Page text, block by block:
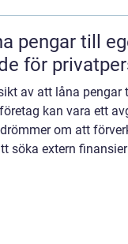
pengar till
för
av att låna
kan vara ett
om att
söka extern